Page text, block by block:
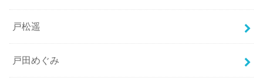
戸松遥
戸田めぐみ